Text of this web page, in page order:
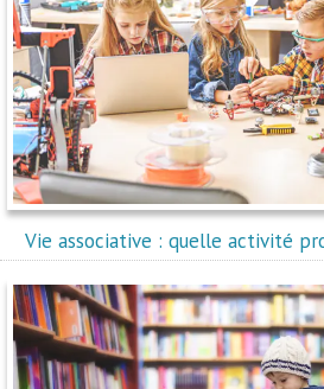
Vie associative : quelle activité